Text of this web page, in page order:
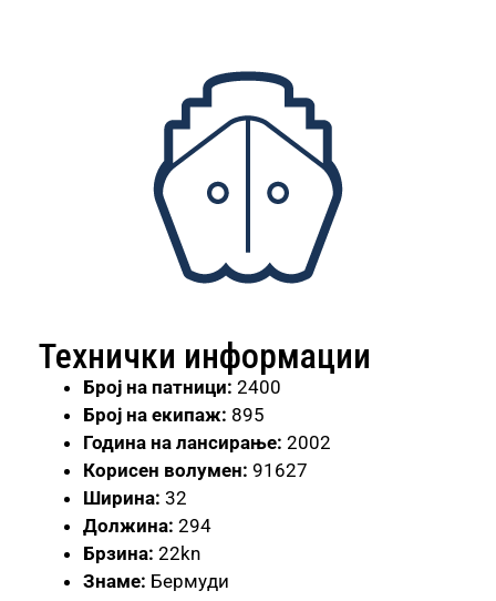
Технички информации
Број на патници: 2400
Број на екипаж: 895
Година на лансирање: 2002
Корисен волумен: 91627
Ширина: 32
Должина: 294
Брзина: 22kn
Знаме: Бермуди